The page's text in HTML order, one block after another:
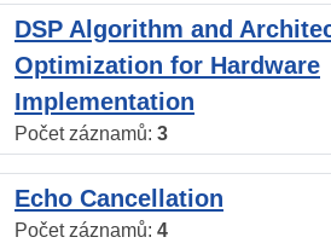
DSP Algorithm and
Optimization for Hardware
Implementation
Počet záznamů: 3
Echo Cancellation
Počet záznamů: 4